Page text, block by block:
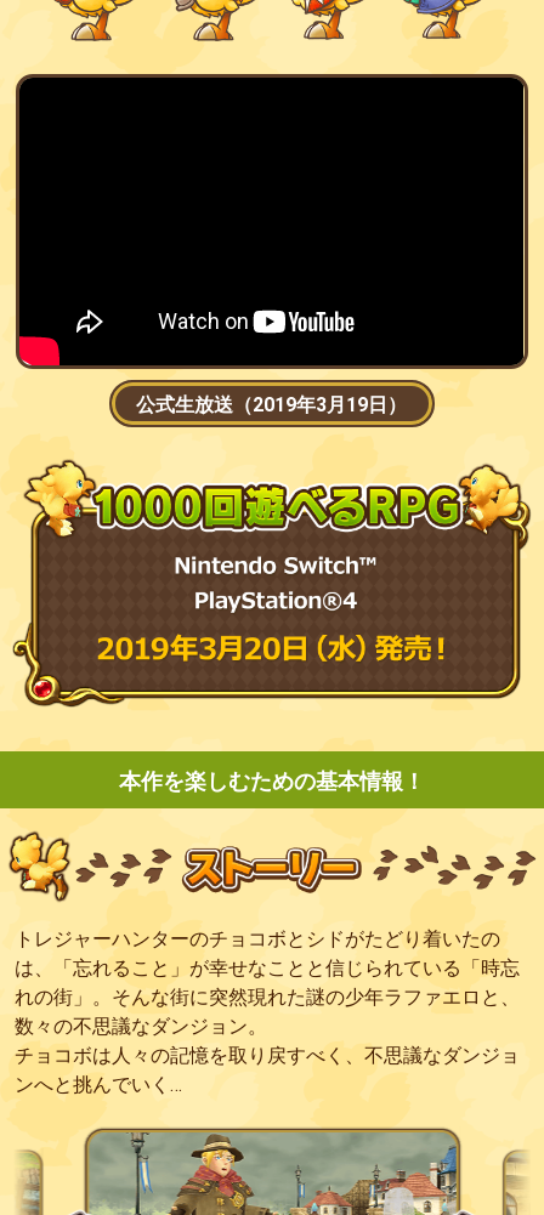
公式生放送（2019年3月19日）
本作を楽しむための基本情報！
トレジャーハンターのチョコボとシドがたどり着いたの
は、「忘れること」が幸せなことと信じられている「時忘
れの街」。そんな街に突然現れた謎の少年ラファエロと、
数々の不思議なダンジョン。
チョコボは人々の記憶を取り戻すべく、不思議なダンジョ
ンへと挑んでいく…